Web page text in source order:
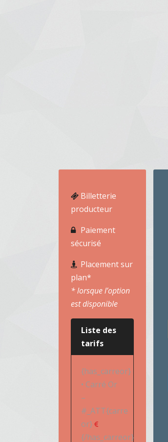
Billetterie
producteur
Paiement
sécurisé
Placement sur
plan*
* lorsque l’option
est disponible
Liste des
tarifs
{has_carreor}
• Carré Or
–
#_ATT{carre
or}
{/has_carreor}